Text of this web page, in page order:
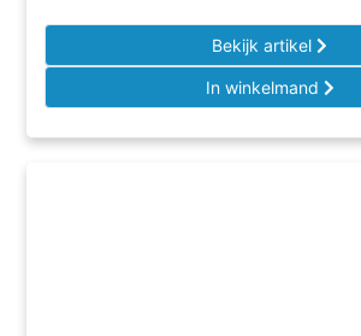
Bekijk artikel
In winkelmand